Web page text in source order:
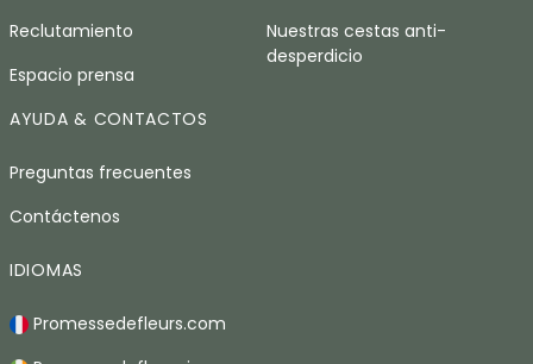
Reclutamiento
Espacio prensa
Nuestras cestas anti-
desperdicio
AYUDA & CONTACTOS
Preguntas frecuentes
Contáctenos
IDIOMAS
Promessedefleurs.com